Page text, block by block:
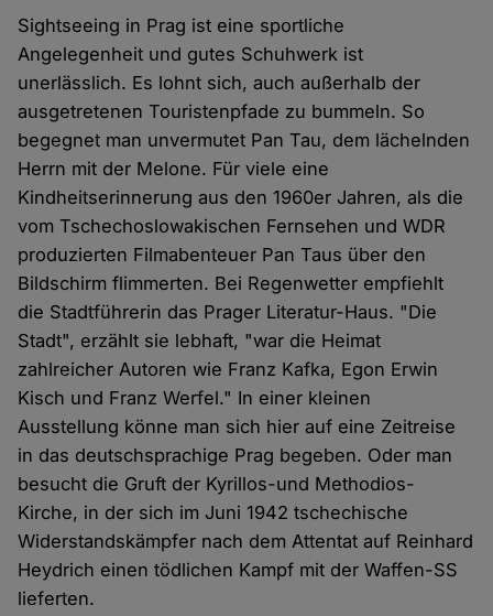
Sightseeing in Prag ist eine sportliche
Angelegenheit und gutes Schuhwerk ist
unerlässlich. Es lohnt sich, auch außerhalb der
ausgetretenen Touristenpfade zu bummeln. So
begegnet man unvermutet Pan Tau, dem lächelnden
Herrn mit der Melone. Für viele eine
Kindheitserinnerung aus den 1960er Jahren, als die
vom Tschechoslowakischen Fernsehen und WDR
produzierten Filmabenteuer Pan Taus über den
Bildschirm flimmerten. Bei Regenwetter empfiehlt
die Stadtführerin das Prager Literatur-Haus. "Die
Stadt", erzählt sie lebhaft, "war die Heimat
zahlreicher Autoren wie Franz Kafka, Egon Erwin
Kisch und Franz Werfel." In einer kleinen
Ausstellung könne man sich hier auf eine Zeitreise
in das deutschsprachige Prag begeben. Oder man
besucht die Gruft der Kyrillos-und Methodios-
Kirche, in der sich im Juni 1942 tschechische
Widerstandskämpfer nach dem Attentat auf Reinhard
Heydrich einen tödlichen Kampf mit der Waffen-SS
lieferten.